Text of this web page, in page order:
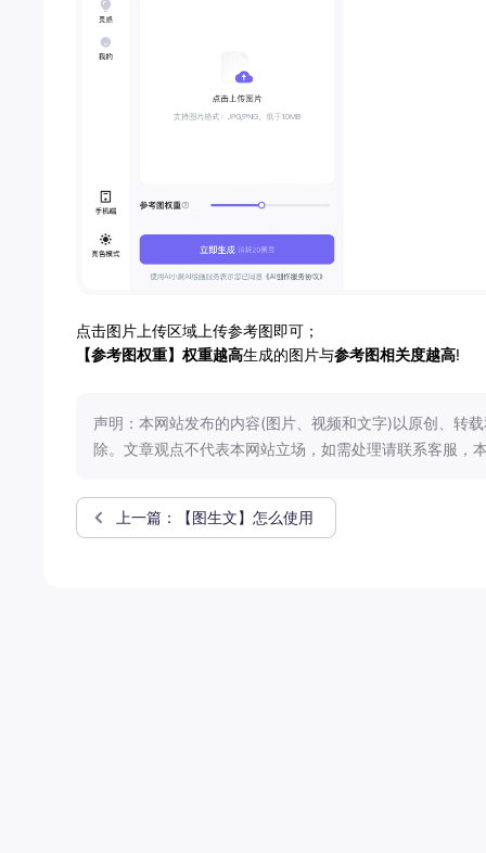
点击图片上传区域上传参考图即可；
【参考图权重】 权重越高生成的图片与参考图相关度越高!
声明：本网站发布的内容(图片、视频和文字)以原创、转
除。文章观点不代表本网站立场，如需处理请联系客服，
上一篇：【图生文】怎么使用